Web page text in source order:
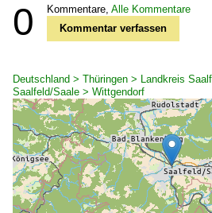
0 Kommentare, Alle Kommentare
Kommentar verfassen
Deutschland > Thüringen > Landkreis
Saalfeld/Saale > Wittgendorf